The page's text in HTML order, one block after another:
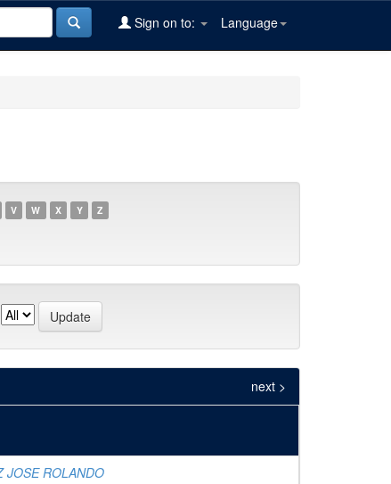
Language
Sign on to:
V W X Y Z
next >
JOSE ROLANDO